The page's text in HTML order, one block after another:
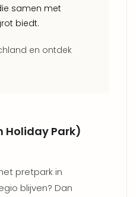
samen met
biedt.
en ontdek
Holiday Park)
pretpark in
blijven? Dan